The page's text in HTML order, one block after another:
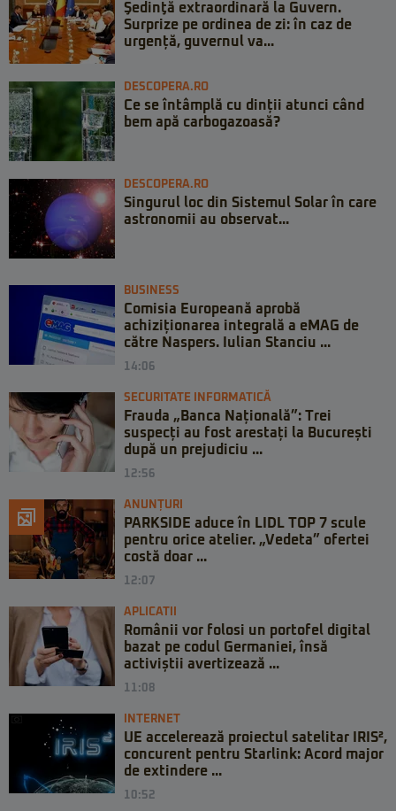
Şedinţă extraordinară la Guvern.
Surprize pe ordinea de zi: în caz de
urgență, guvernul va...
DESCOPERA.RO
Ce se întâmplă cu dinții atunci când
bem apă carbogazoasă?
DESCOPERA.RO
Singurul loc din Sistemul Solar în care
astronomii au observat...
BUSINESS
Comisia Europeană aprobă
achiziționarea integrală a eMAG de
către Naspers. Iulian Stanciu ...
14:06
SECURITATE INFORMATICĂ
Frauda „Banca Națională”: Trei
suspecți au fost arestați la București
după un prejudiciu ...
12:56
ANUNȚURI
PARKSIDE aduce în LIDL TOP 7 scule
pentru orice atelier. „Vedeta” ofertei
costă doar ...
12:07
APLICATII
Românii vor folosi un portofel digital
bazat pe codul Germaniei, însă
activiștii avertizează ...
11:08
INTERNET
UE accelerează proiectul satelitar IRIS²,
concurent pentru Starlink: Acord major
de extindere ...
10:52